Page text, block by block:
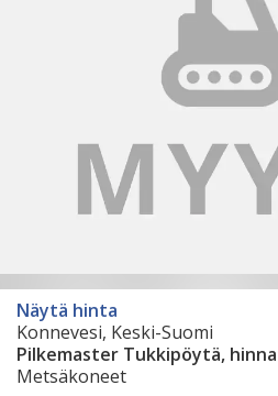
Näytä hinta
Konnevesi, Keski-Suomi
Pilkemaster Tukkipöytä,
Metsäkoneet